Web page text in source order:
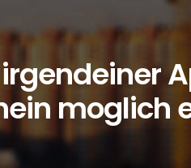
moglich